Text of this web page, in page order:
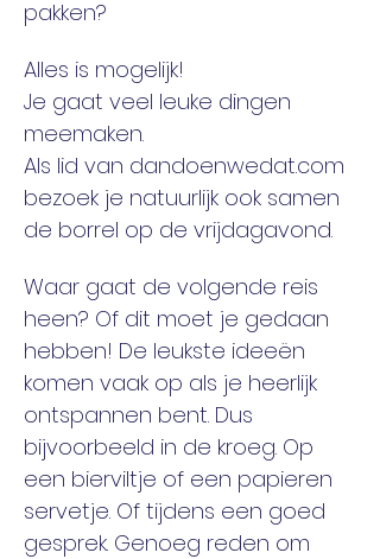
pakken?
Alles is mogelijk!
Je gaat veel leuke dingen
meemaken.
Als lid van dandoenwedat.com
bezoek je natuurlijk ook samen
de borrel op de vrijdagavond.
Waar gaat de volgende reis
heen? Of dit moet je gedaan
hebben! De leukste ideeën
komen vaak op als je heerlijk
ontspannen bent. Dus
bijvoorbeeld in de kroeg. Op
een bierviltje of een papieren
servetje. Of tijdens een goed
gesprek. Genoeg reden om